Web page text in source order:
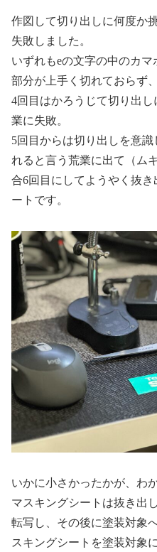
作図して切り出しに何度か
失敗しました。
いずれもeの文字の中のカ
部分が上手く切れておらず
4回目はかろうじて切り出
業に失敗。
5回目からは切り出しを意
れると言う荒業に出て（ム
合6回目にしてようやく抜
ートです。
いかに小さかったかが、わ
マスキングシートは抜き出
転写し、その後に塗装対象
スキングシートを塗装対象